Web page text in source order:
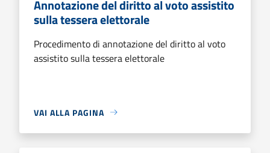
Annotazione del diritto al voto assistito
sulla tessera elettorale
Procedimento di annotazione del diritto al voto
assistito sulla tessera elettorale
VAI ALLA PAGINA